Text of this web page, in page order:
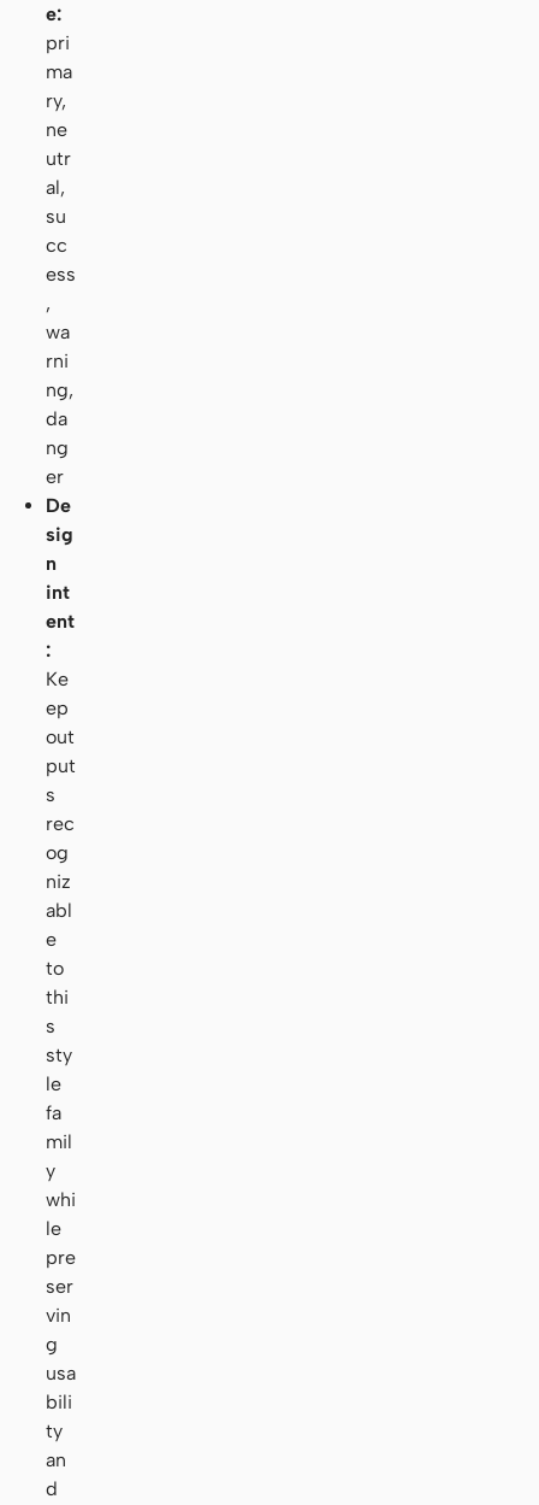
e:
pri
ma
ry,
ne
utr
al,
su
cc
ess
,
wa
rni
ng,
da
ng
er
De
sig
n
int
ent
:
Ke
ep
out
put
s
rec
og
niz
abl
e
to
thi
s
sty
le
fa
mil
y
whi
le
pre
ser
vin
g
usa
bili
ty
an
d